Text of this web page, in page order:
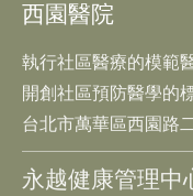
西園醫院
執行社區醫療的模範
開創社區預防醫學的
台北市萬華區西園路
永越健康管理中